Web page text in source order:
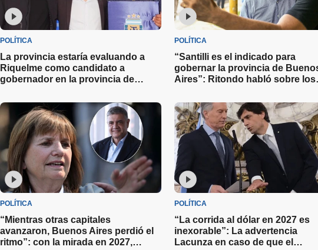
POLÍTICA
La provincia estaría evaluando a
Riquelme como candidato a
gobernador en la provincia de
POLÍTICA
“Santilli es el indicado para
gobernar la provincia de
Aires”: Ritondo habló sobre los
del 2027
POLÍTICA
“Mientras otras capitales
avanzaron, Buenos Aires perdió el
ritmo”: con la mirada en 2027,
POLÍTICA
“La corrida al dólar en 2027 es
inexorable”: La advertencia
Lacunza en caso de que el